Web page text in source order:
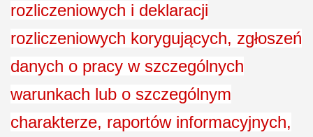
rozliczeniowych i deklaracji
rozliczeniowych korygujących, zgłoszeń
danych o pracy w szczególnych
warunkach lub o szczególnym
charakterze, raportów informacyjnych,